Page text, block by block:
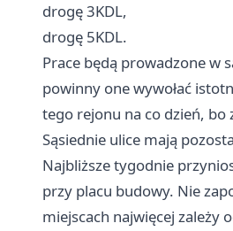
drogę 3KDL,
drogę 5KDL.
Prace będą prowadzone w
powinny one wywołać
tego rejonu na co dzień, bo
Sąsiednie ulice mają
Najbliższe tygodnie
przy placu budowy. Nie
miejscach najwięcej zależy